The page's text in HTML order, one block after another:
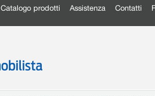
Catalogo prodotti Assistenza Contatti